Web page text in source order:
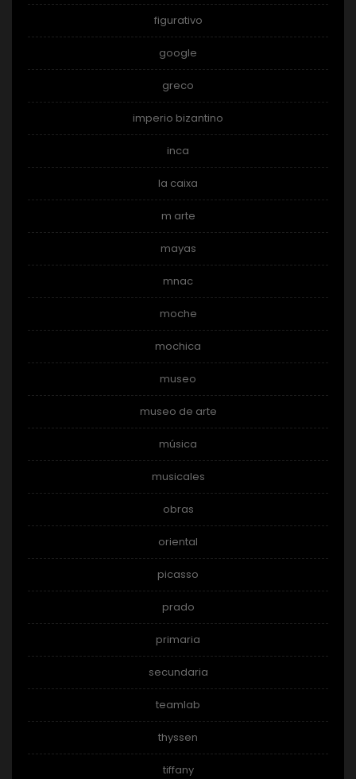
figurativo
google
greco
imperio bizantino
inca
la caixa
m arte
mayas
mnac
moche
mochica
museo
museo de arte
música
musicales
obras
oriental
picasso
prado
primaria
secundaria
teamlab
thyssen
tiffany